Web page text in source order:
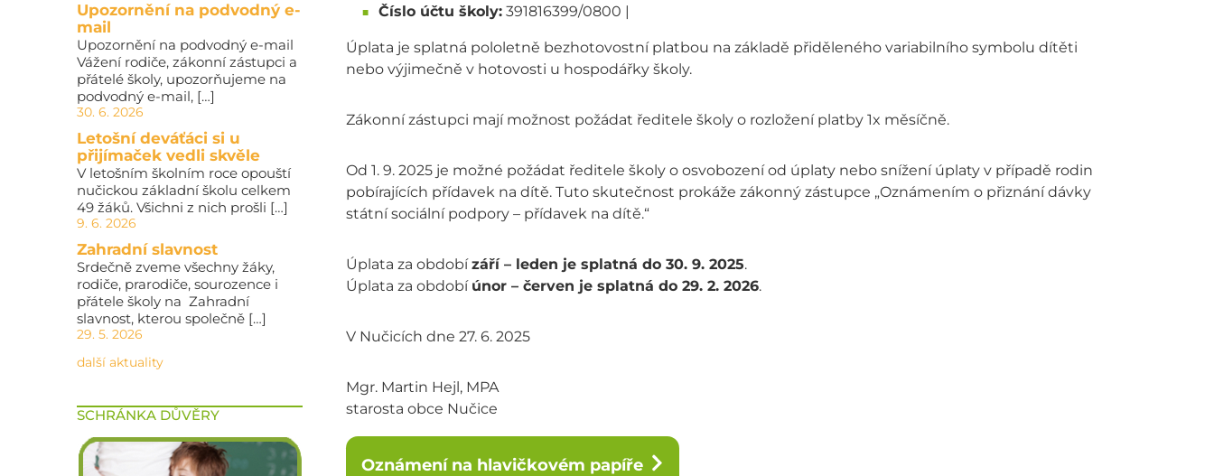
Upozornění na podvodný e-
mail
Upozornění na podvodný e-mail
Vážení rodiče, zákonní zástupci a
přátelé školy, upozorňujeme na
podvodný e-mail, […]
30. 6. 2026
Letošní deváťáci si u
přijímaček vedli skvěle
V letošním školním roce opouští
nučickou základní školu celkem
49 žáků. Všichni z nich prošli […]
9. 6. 2026
Zahradní slavnost
Srdečně zveme všechny žáky,
rodiče, prarodiče, sourozence i
přátele školy na Zahradní
slavnost, kterou společně […]
29. 5. 2026
další aktuality
SCHRÁNKA DŮVĚRY
Číslo účtu školy: 391816399/0800 |
Úplata je splatná pololetně bezhotovostní platbou na základě přiděleného variabilního symbolu dítěti
nebo výjimečně v hotovosti u hospodářky školy.
Zákonní zástupci mají možnost požádat ředitele školy o rozložení platby 1x měsíčně.
Od 1. 9. 2025 je možné požádat ředitele školy o osvobození od úplaty nebo snížení úplaty v případě rodin
pobírajících přídavek na dítě. Tuto skutečnost prokáže zákonný zástupce „Oznámením o přiznání dávky
státní sociální podpory – přídavek na dítě.“
Úplata za obdobízáří – leden je splatná do 30. 9. 2025.
Úplata za období únor – červen je splatná do 29. 2. 2026.
V Nučicích dne 27. 6. 2025
Mgr. Martin Hejl, MPA
starosta obce Nučice
Oznámení na hlavičkovém papíře